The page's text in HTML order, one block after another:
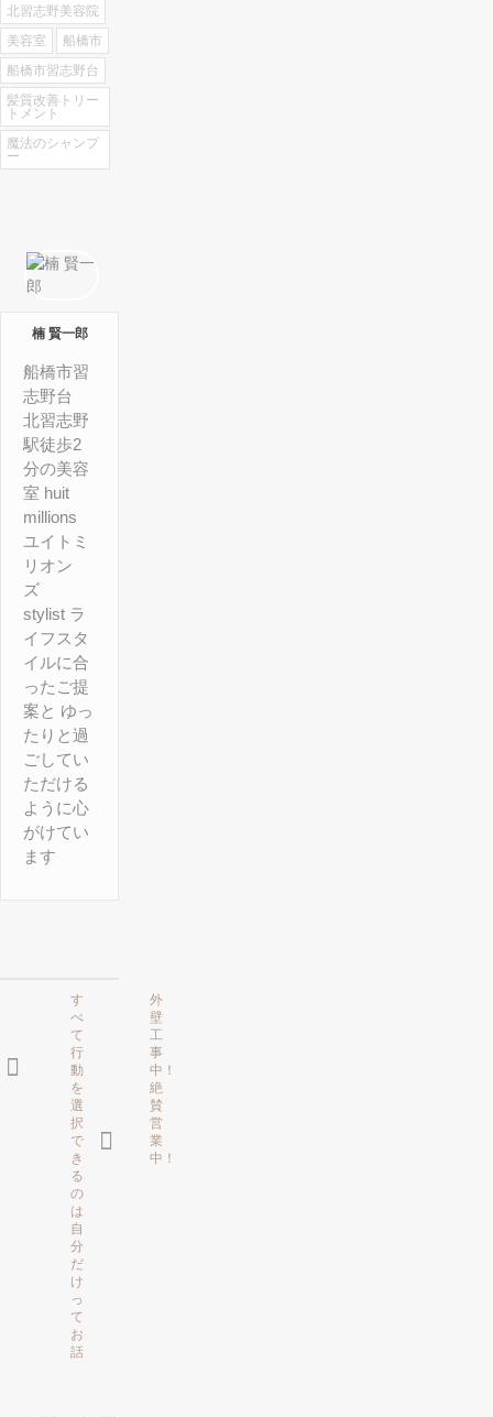
北習志野美容院
美容室
船橋市
船橋市習志野台
髪質改善トリー
トメント
魔法のシャンプ
ー
楠 賢一郎
船橋市習
志野台
北習志野
駅徒歩2
分の美容
室 huit
millions
ユイトミ
リオン
ズ
stylist ラ
イフスタ
イルに合
ったご提
案と ゆっ
たりと過
ごしてい
ただける
ように心
がけてい
ます
外
壁
工
事
中！
絶
賛
営
業
中！
す
べ
て
行
動
を
選
択
で
き
る
の
は
自
分
だ
け
っ
て
お
話